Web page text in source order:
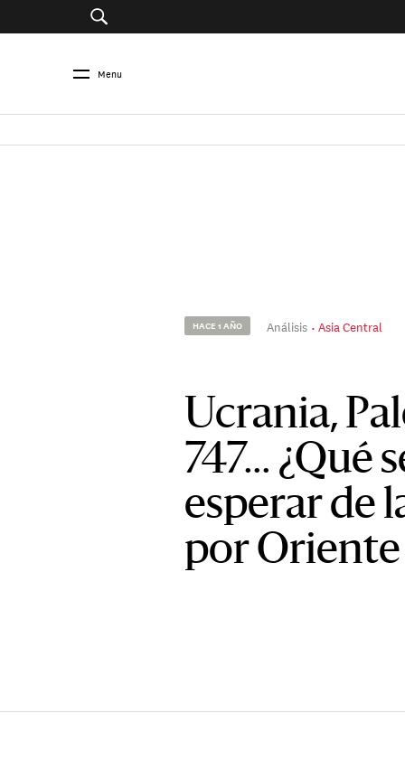
Menu
HACE 1 AÑO Análisis Asia Central
Ucrania,
747… ¿Qué
esperar de
por